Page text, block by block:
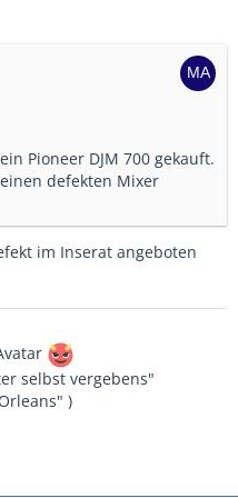
Pioneer DJM 700 gekauft.
defekten Mixer
im Inserat angeboten
selbst vergebens"
)